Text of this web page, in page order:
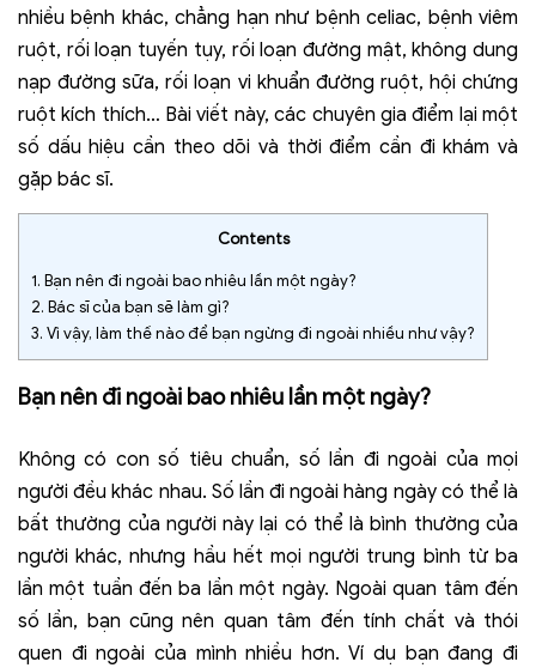
nhiều bệnh khác, chẳng hạn như bệnh celiac, bệnh viêm
ruột, rối loạn tuyến tụy, rối loạn đường mật, không dung
nạp đường sữa, rối loạn vi khuẩn đường ruột, hội chứng
ruột kích thích… Bài viết này, các chuyên gia điểm lại một
số dấu hiệu cần theo dõi và thời điểm cần đi khám và
gặp bác sĩ.
Contents
1. Bạn nên đi ngoài bao nhiêu lần một ngày?
2. Bác sĩ của bạn sẽ làm gì?
3. Vì vậy, làm thế nào để bạn ngừng đi ngoài nhiều như vậy?
Bạn nên đi ngoài bao nhiêu lần một ngày?
Không có con số tiêu chuẩn, số lần đi ngoài của mọi
người đều khác nhau. Số lần đi ngoài hàng ngày có thể là
bất thường của người này lại có thể là bình thường của
người khác, nhưng hầu hết mọi người trung bình từ ba
lần một tuần đến ba lần một ngày. Ngoài quan tâm đến
số lần, bạn cũng nên quan tâm đến tính chất và thói
quen đi ngoài của mình nhiều hơn. Ví dụ bạn đang đi